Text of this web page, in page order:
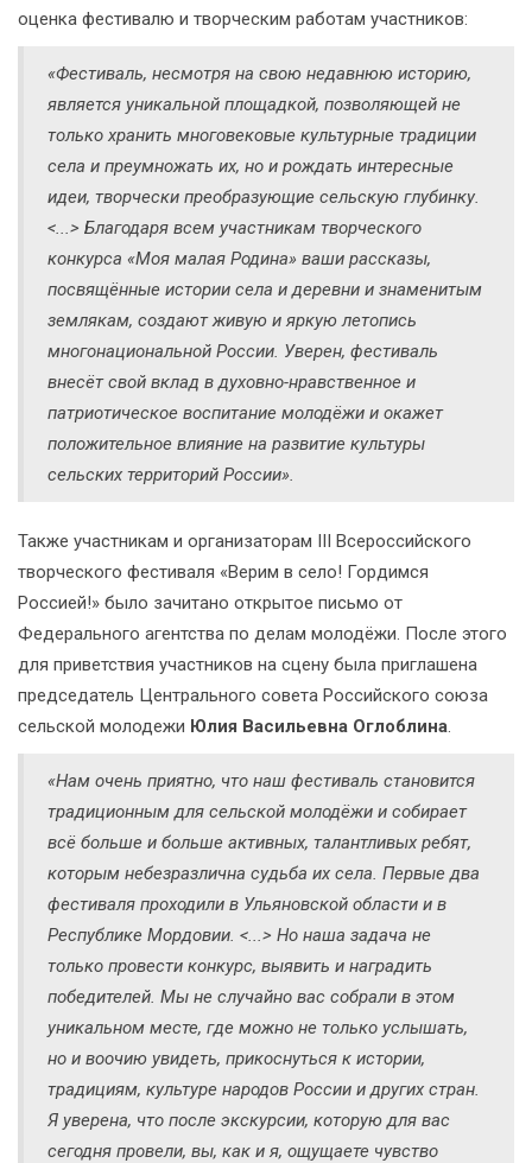
оценка фестивалю и творческим работам участников:
«Фестиваль, несмотря на свою недавнюю историю,
является уникальной площадкой, позволяющей не
только хранить многовековые культурные традиции
села и преумножать их, но и рождать интересные
идеи, творчески преобразующие сельскую глубинку.
<...> Благодаря всем участникам творческого
конкурса «Моя малая Родина» ваши рассказы,
посвящённые истории села и деревни и знаменитым
землякам, создают живую и яркую летопись
многонациональной России. Уверен, фестиваль
внесёт свой вклад в духовно-нравственное и
патриотическое воспитание молодёжи и окажет
положительное влияние на развитие культуры
сельских территорий России».
Также участникам и организаторам III Всероссийского
творческого фестиваля «Верим в село! Гордимся
Россией!» было зачитано открытое письмо от
Федерального агентства по делам молодёжи. После этого
для приветствия участников на сцену была приглашена
председатель Центрального совета Российского союза
сельской молодежи Юлия Васильевна Оглоблина
«Нам очень приятно, что наш фестиваль становится
традиционным для сельской молодёжи и собирает
всё больше и больше активных, талантливых ребят,
которым небезразлична судьба их села. Первые два
фестиваля проходили в Ульяновской области и в
Республике Мордовии. <...> Но наша задача не
только провести конкурс, выявить и наградить
победителей. Мы не случайно вас собрали в этом
уникальном месте, где можно не только услышать,
но и воочию увидеть, прикоснуться к истории,
традициям, культуре народов России и других стран.
Я уверена, что после экскурсии, которую для вас
сегодня провели, вы, как и я, ощущаете чувство